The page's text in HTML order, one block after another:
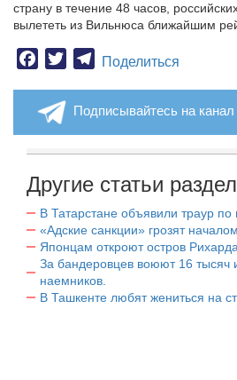
страну в течение 48 часов,
вылететь из Вильнюса ближайшим
Facebook
TwitterTelegram
Поделиться
Подписывайтесь на
Другие статьи
В Татарстане объявили траур
«Адские санкции» грозят
Японцам откроют остров
За бандеровцев воюют 16 тысяч
наемников.
В Ташкенте любят жениться на